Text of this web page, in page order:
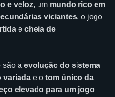
e veloz, um mundo rico em
viciantes, o jogo
e cheia de
são a evolução do sistema
variada e o tom único da
elevado para um jogo